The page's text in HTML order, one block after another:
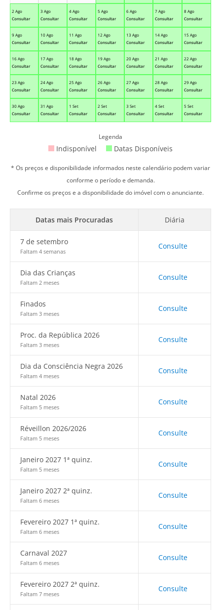
2 Ago
Consultar
3 Ago
Consultar
4 Ago
Consultar
5 Ago
Consultar
6 Ago
Consultar
7 Ago
Consultar
8 Ago
Consultar
9 Ago
Consultar
10 Ago
Consultar
11 Ago
Consultar
12 Ago
Consultar
13 Ago
Consultar
14 Ago
Consultar
15 Ago
Consultar
16 Ago
Consultar
17 Ago
Consultar
18 Ago
Consultar
19 Ago
Consultar
20 Ago
Consultar
21 Ago
Consultar
22 Ago
Consultar
23 Ago
Consultar
24 Ago
Consultar
25 Ago
Consultar
26 Ago
Consultar
27 Ago
Consultar
28 Ago
Consultar
29 Ago
Consultar
30 Ago
Consultar
31 Ago
Consultar
1 Set
Consultar
2 Set
Consultar
3 Set
Consultar
4 Set
Consultar
5 Set
Consultar
Legenda
Indisponível Datas Disponíveis
* Os preços e disponibilidade informados neste calendário podem variar
conforme o período e demanda.
Confirme os preços e a disponibilidade do imóvel com o anunciante.
Datas mais Procuradas Diária
7 de setembro
Faltam 4 semanas
Consulte
Dia das Crianças
Faltam 2 meses
Consulte
Finados
Faltam 3 meses
Consulte
Proc. da República 2026
Faltam 3 meses
Consulte
Dia da Consciência Negra 2026
Faltam 4 meses
Consulte
Natal 2026
Faltam 5 meses
Consulte
Réveillon 2026/2026
Faltam 5 meses
Consulte
Janeiro 2027 1ª quinz.
Faltam 5 meses
Consulte
Janeiro 2027 2ª quinz.
Faltam 6 meses
Consulte
Fevereiro 2027 1ª quinz.
Faltam 6 meses
Consulte
Carnaval 2027
Faltam 6 meses
Consulte
Fevereiro 2027 2ª quinz.
Faltam 7 meses
Consulte